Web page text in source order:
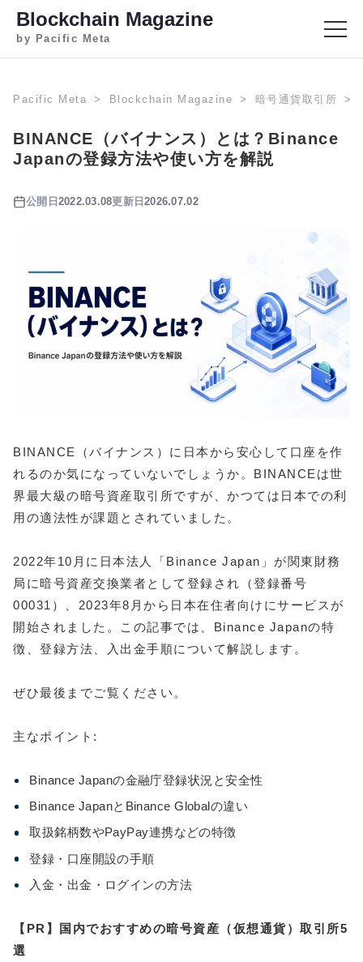
Blockchain Magazine
by Pacific Meta
Pacific Meta Blockchain Magazine 暗号通貨取引所
BINANCE（バイナンス）とは？Binance
Japanの登録方法や使い方を解説
公開日 2022.03.08更新日2026.07.02
BINANCE（バイナンス）に日本から安心して口座を作
れるのか気になっていないでしょうか。BINANCEは世
界最大級の暗号資産取引所ですが、かつては日本での利
用の適法性が課題とされていました。
2022年10月に日本法人「Binance Japan」が関東財務
局に暗号資産交換業者として登録され（登録番号
00031）、2023年8月から日本在住者向けにサービスが
開始されました。この記事では、Binance Japanの特
徴、登録方法、入出金手順について解説します。
ぜひ最後までご覧ください。
主なポイント:
Binance Japanの金融庁登録状況と安全性
Binance JapanとBinance Globalの違い
取扱銘柄数やPayPay連携などの特徴
登録・口座開設の手順
入金・出金・ログインの方法
【PR】国内でおすすめの暗号資産（仮想通貨）取引所5
選